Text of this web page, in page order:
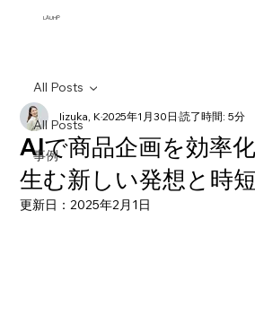
​LAUHP
All Posts
事例
All Posts
AIで商品企画を効率
生む新しい発想と時
Iizuka, K2025年1月30日読了時間: 5分
更新日：2025年2月1日